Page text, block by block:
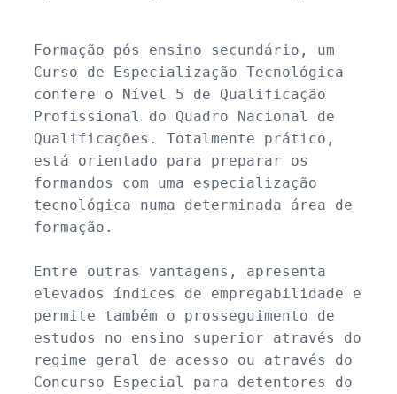
Formação pós ensino secundário, um
Curso de Especialização Tecnológica
confere o Nível 5 de Qualificação
Profissional do Quadro Nacional de
Qualificações. Totalmente prático,
está orientado para preparar os
formandos com uma especialização
tecnológica numa determinada área de
formação.
Entre outras vantagens, apresenta
elevados índices de empregabilidade e
permite também o prosseguimento de
estudos no ensino superior através do
regime geral de acesso ou através do
Concurso Especial para detentores do